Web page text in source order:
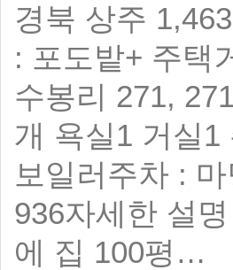
경북 상주
: 포도밭+ 주택
수봉리 271,
개 욕실1 거실1
보일러 ​ 주차 :
936 ​ 자세한 설
에 집 100평…